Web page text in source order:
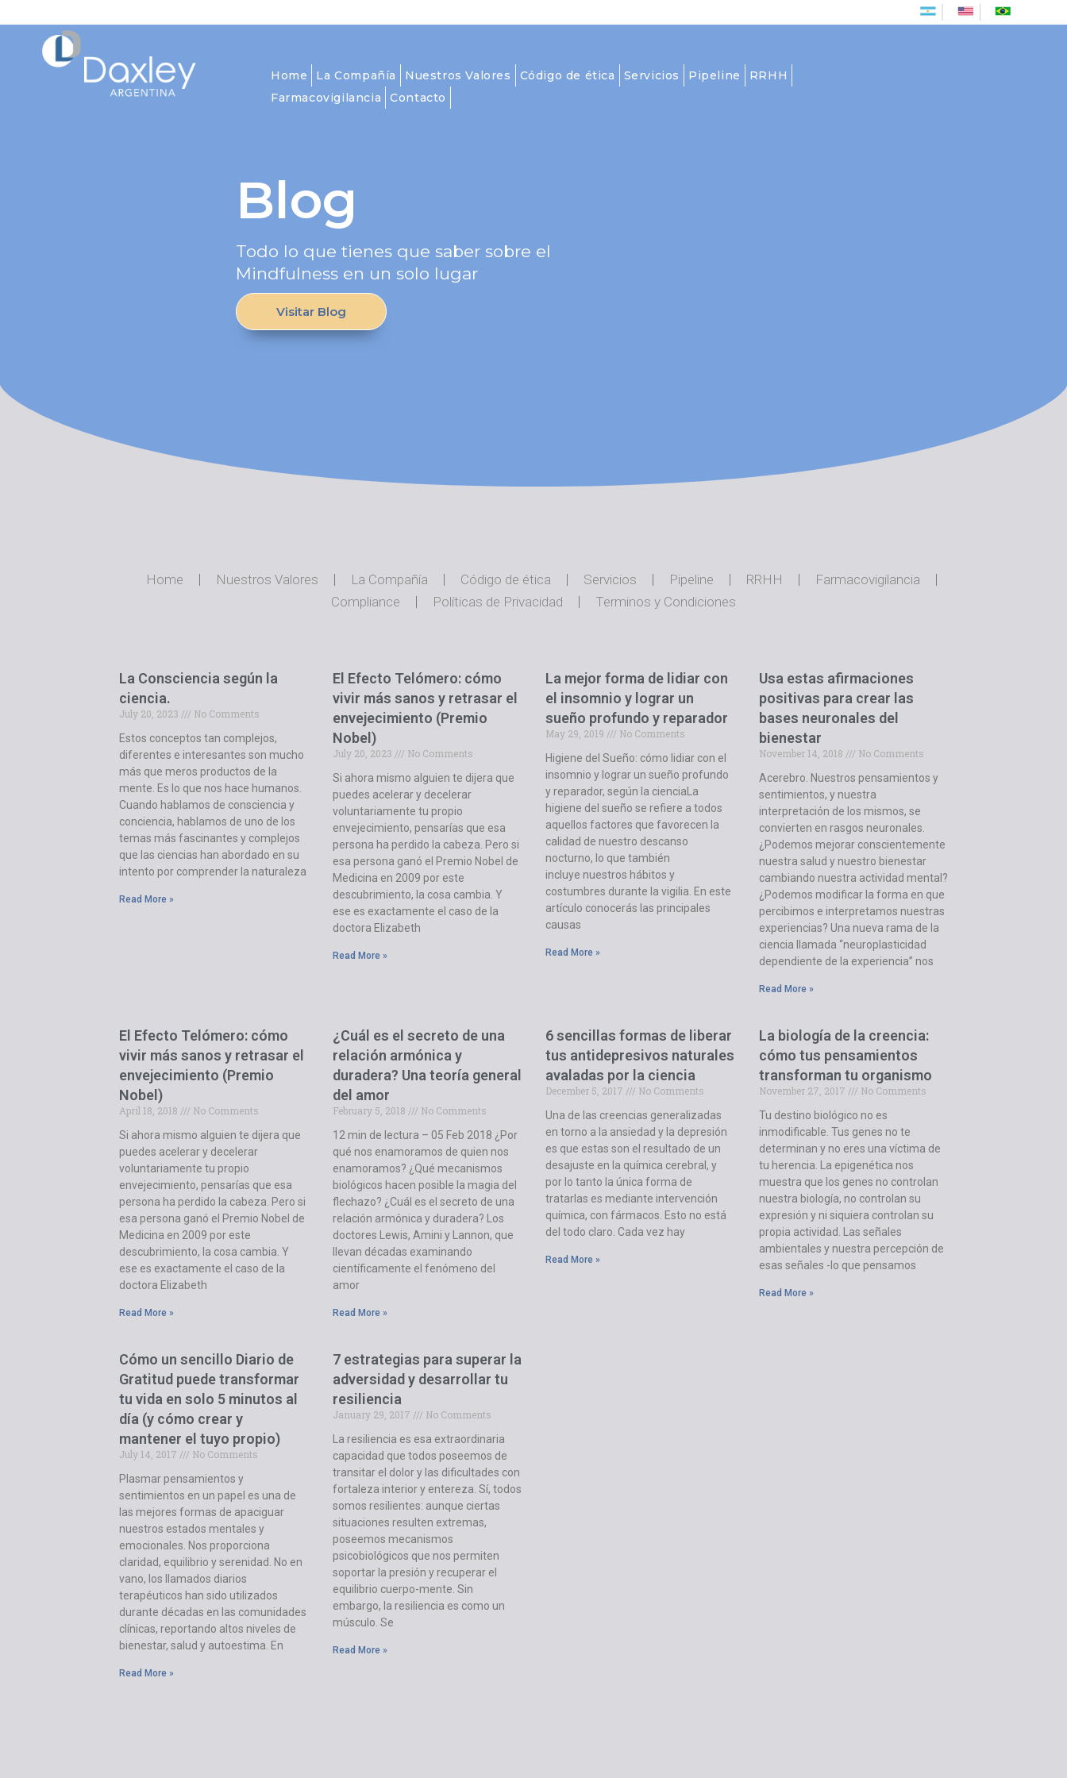
Home La Compañía Nuestros Valores Código de ética Servicios Pipeline
RRHH
Farmacovigilancia
Contacto
Blog
Todo lo que tienes que saber sobre el
Mindfulness en un solo lugar
Visitar Blog
Home Nuestros Valores La Compañía Código de ética Servicios Pipeline RRHH
Farmacovigilancia
Compliance
Políticas de Privacidad Terminos y Condiciones
La Consciencia según la
ciencia.
July 20, 2023
No Comments
Estos conceptos tan complejos,
diferentes e interesantes son mucho
más que meros productos de la
mente. Es lo que nos hace humanos.
Cuando hablamos de consciencia y
conciencia, hablamos de uno de los
temas más fascinantes y complejos
que las ciencias han abordado en su
intento por comprender la naturaleza
Read More »
El Efecto Telómero: cómo
vivir más sanos y retrasar el
envejecimiento (Premio
Nobel)
July 20, 2023
No Comments
Si ahora mismo alguien te dijera que
puedes acelerar y decelerar
voluntariamente tu propio
envejecimiento, pensarías que esa
persona ha perdido la cabeza. Pero si
esa persona ganó el Premio Nobel de
Medicina en 2009 por este
descubrimiento, la cosa cambia. Y
ese es exactamente el caso de la
doctora Elizabeth
Read More »
La mejor forma de lidiar con
el insomnio y lograr un
sueño profundo y reparador
May 29, 2019
No Comments
Higiene del Sueño: cómo lidiar con el
insomnio y lograr un sueño profundo
y reparador, según la cienciaLa
higiene del sueño se refiere a todos
aquellos factores que favorecen la
calidad de nuestro descanso
nocturno, lo que también
incluye nuestros hábitos y
costumbres durante la vigilia. En este
artículo conocerás las principales
causas
Read More »
Usa estas afirmaciones
positivas para crear las
bases neuronales del
bienestar
November 14, 2018
No Comments
Acerebro. Nuestros pensamientos y
sentimientos, y nuestra
interpretación de los mismos, se
convierten en rasgos neuronales.
¿Podemos mejorar conscientemente
nuestra salud y nuestro bienestar
cambiando nuestra actividad mental?
¿Podemos modificar la forma en que
percibimos e interpretamos nuestras
experiencias? Una nueva rama de la
ciencia llamada “neuroplasticidad
dependiente de la experiencia” nos
Read More »
El Efecto Telómero: cómo
vivir más sanos y retrasar el
envejecimiento (Premio
Nobel)
April 18, 2018
No Comments
Si ahora mismo alguien te dijera que
puedes acelerar y decelerar
voluntariamente tu propio
envejecimiento, pensarías que esa
persona ha perdido la cabeza. Pero si
esa persona ganó el Premio Nobel de
Medicina en 2009 por este
descubrimiento, la cosa cambia. Y
ese es exactamente el caso de la
doctora Elizabeth
Read More »
¿Cuál es el secreto de una
relación armónica y
duradera? Una teoría general
del amor
February 5, 2018
No Comments
12 min de lectura – 05 Feb 2018 ¿Por
qué nos enamoramos de quien nos
enamoramos? ¿Qué mecanismos
biológicos hacen posible la magia del
flechazo? ¿Cuál es el secreto de una
relación armónica y duradera? Los
doctores Lewis, Amini y Lannon, que
llevan décadas examinando
científicamente el fenómeno del
amor
Read More »
6 sencillas formas de liberar
tus antidepresivos naturales
avaladas por la ciencia
December 5, 2017
No Comments
Una de las creencias generalizadas
en torno a la ansiedad y la depresión
es que estas son el resultado de un
desajuste en la química cerebral, y
por lo tanto la única forma de
tratarlas es mediante intervención
química, con fármacos. Esto no está
del todo claro. Cada vez hay
Read More »
La biología de la creencia:
cómo tus pensamientos
transforman tu organismo
November 27, 2017
No Comments
Tu destino biológico no es
inmodificable. Tus genes no te
determinan y no eres una víctima de
tu herencia. La epigenética nos
muestra que los genes no controlan
nuestra biología, no controlan su
expresión y ni siquiera controlan su
propia actividad. Las señales
ambientales y nuestra percepción de
esas señales -lo que pensamos
Read More »
Cómo un sencillo Diario de
Gratitud puede transformar
tu vida en solo 5 minutos al
día (y cómo crear y
mantener el tuyo propio)
July 14, 2017
No Comments
Plasmar pensamientos y
sentimientos en un papel es una de
las mejores formas de apaciguar
nuestros estados mentales y
emocionales. Nos proporciona
claridad, equilibrio y serenidad. No en
vano, los llamados diarios
terapéuticos han sido utilizados
durante décadas en las comunidades
clínicas, reportando altos niveles de
bienestar, salud y autoestima. En
Read More »
7 estrategias para superar la
adversidad y desarrollar tu
resiliencia
January 29, 2017
No Comments
La resiliencia es esa extraordinaria
capacidad que todos poseemos de
transitar el dolor y las dificultades con
fortaleza interior y entereza. Sí, todos
somos resilientes: aunque ciertas
situaciones resulten extremas,
poseemos mecanismos
psicobiológicos que nos permiten
soportar la presión y recuperar el
equilibrio cuerpo-mente. Sin
embargo, la resiliencia es como un
músculo. Se
Read More »